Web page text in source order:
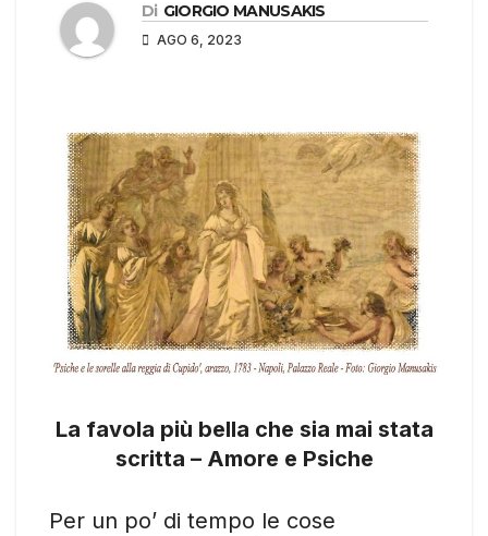
Di GIORGIO MANUSAKIS
AGO 6, 2023
La favola più bella che sia mai stata
scritta – Amore e Psiche
Per un po’ di tempo le cose